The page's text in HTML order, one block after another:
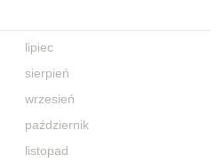
lipiec
sierpień
wrzesień
październik
listopad